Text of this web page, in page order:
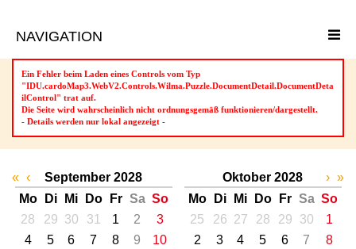
Ein Fehler beim Laden eines Controls vom Typ
"IDU.cardoMap3.WebV2.Controls.Wilma.Puzzle.DocumentDetail.DocumentDeta
ilControl" trat auf.
Die Seite wird wahrscheinlich nicht ordnungsgemäß funktionieren/dargestellt.
- Details werden nur lokal angezeigt -
« ‹
September 2028
Mo
Di Mi Do Fr Sa So
28
29 30 31 1 2
3
4
5 6 7 8 9
10
Oktober 2028
Mo
Di Mi Do Fr Sa So
25
26 27 28 29 30
1
2
3 4 5 6 7
8
› »